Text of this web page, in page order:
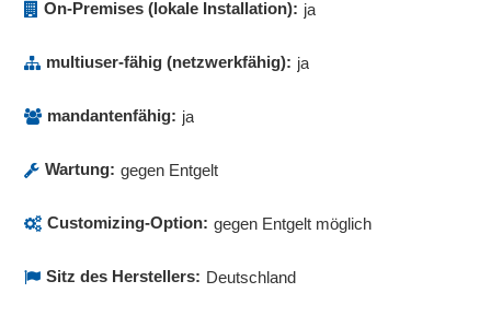
On-Premises (lokale Installation): ja
multiuser-fähig (netzwerkfähig): ja
mandantenfähig: ja
Wartung: gegen Entgelt
Customizing-Option: gegen Entgelt möglich
Sitz des Herstellers: Deutschland